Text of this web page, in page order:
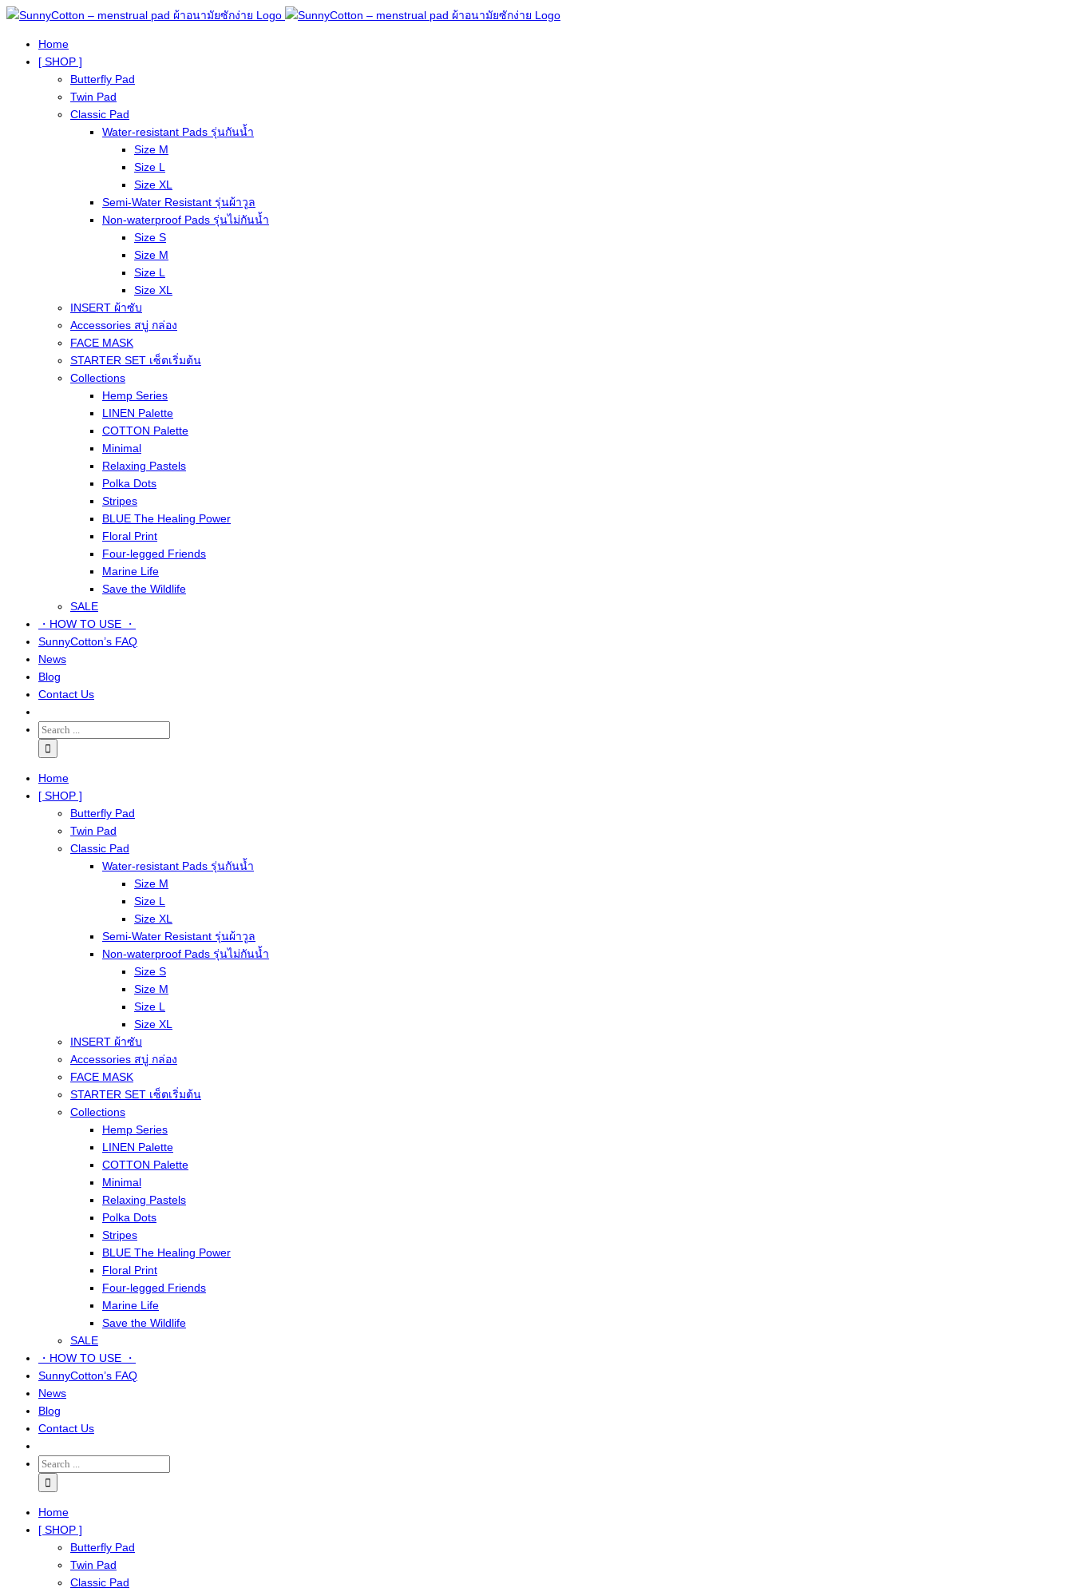
Home
[ SHOP ]
Butterfly Pad
Twin Pad
Classic Pad
Water-resistant Pads รุ่นกันน้ำ
Size M
Size L
Size XL
Semi-Water Resistant รุ่นผ้าวูล
Non-waterproof Pads รุ่นไม่กันน้ำ
Size S
Size M
Size L
Size XL
INSERT ผ้าซับ
Accessories สบู่ กล่อง
FACE MASK
STARTER SET เซ็ตเริ่มต้น
Collections
Hemp Series
LINEN Palette
COTTON Palette
Minimal
Relaxing Pastels
Polka Dots
Stripes
BLUE The Healing Power
Floral Print
Four-legged Friends
Marine Life
Save the Wildlife
SALE
・HOW TO USE ・
SunnyCotton’s FAQ
News
Blog
Contact Us
Home
[ SHOP ]
Butterfly Pad
Twin Pad
Classic Pad
Water-resistant Pads รุ่นกันน้ำ
Size M
Size L
Size XL
Semi-Water Resistant รุ่นผ้าวูล
Non-waterproof Pads รุ่นไม่กันน้ำ
Size S
Size M
Size L
Size XL
INSERT ผ้าซับ
Accessories สบู่ กล่อง
FACE MASK
STARTER SET เซ็ตเริ่มต้น
Collections
Hemp Series
LINEN Palette
COTTON Palette
Minimal
Relaxing Pastels
Polka Dots
Stripes
BLUE The Healing Power
Floral Print
Four-legged Friends
Marine Life
Save the Wildlife
SALE
・HOW TO USE ・
SunnyCotton’s FAQ
News
Blog
Contact Us
Home
[ SHOP ]
Butterfly Pad
Twin Pad
Classic Pad